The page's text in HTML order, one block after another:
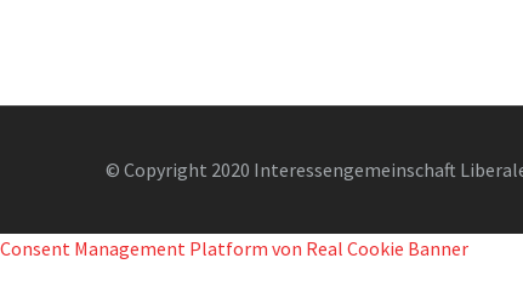
© Copyright 2020 Interessengemeinschaft
Consent Management Platform von Real Cookie Banner